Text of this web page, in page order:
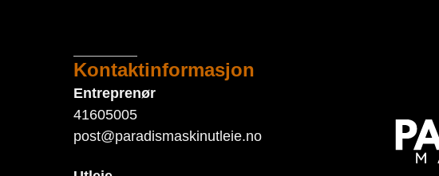
Kontaktinformasjon
Entreprenør
41605005
post@paradismaskinutleie.no